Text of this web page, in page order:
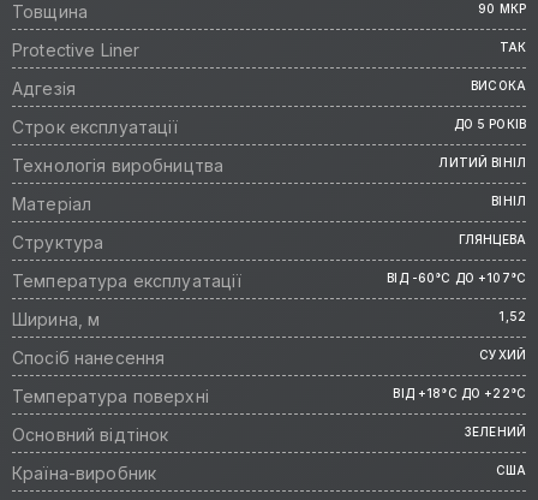
Товщина 90 МКР
Protective Liner ТАК
Адгезія ВИСОКА
Строк експлуатації ДО 5 РОКІВ
Технологія виробництва ЛИТИЙ ВІНІЛ
Матеріал ВІНІЛ
Структура ГЛЯНЦЕВА
Температура експлуатації ВІД -60°C ДО +107°C
Ширина, м 1,52
Спосіб нанесення СУХИЙ
Температура поверхні ВІД +18°C ДО +22°C
Основний відтінок ЗЕЛЕНИЙ
Країна-виробник США